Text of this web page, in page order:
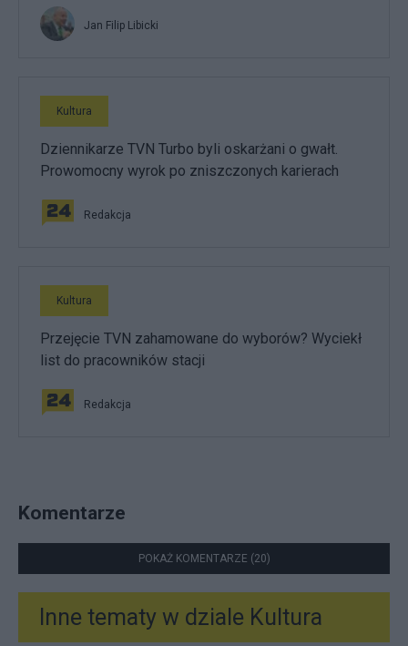
Jan Filip Libicki
Kultura
Dziennikarze TVN Turbo byli oskarżani o gwałt.
Prowomocny wyrok po zniszczonych karierach
Redakcja
Kultura
Przejęcie TVN zahamowane do wyborów? Wyciekł
list do pracowników stacji
Redakcja
Komentarze
POKAŻ KOMENTARZE (20)
Inne tematy w dziale Kultura